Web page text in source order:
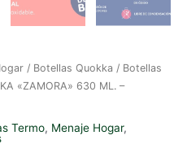
/ Botellas Quokka / Botellas
«ZAMORA» 630 ML. –
Termo, Menaje Hogar,